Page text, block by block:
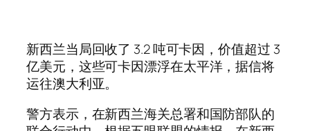
新西兰当局回收了 3.2 吨可卡因，价值超过 3
亿美元，这些可卡因漂浮在太平洋，据信将
运往澳大利亚。
警方表示，在新西兰海关总署和国防部队的